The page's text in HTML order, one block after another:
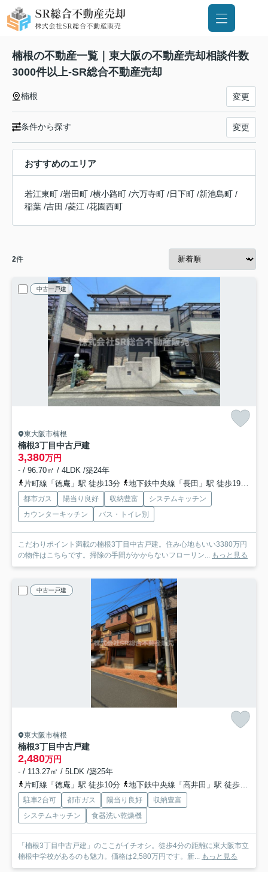
楠根の不動産一覧｜東大阪の不動産売却相談件数
3000件以上-SR総合不動産売却
楠根 変更
条件から探す 変更
おすすめのエリア
若江東町 /岩田町 /横小路町 /六万寺町 /日下町 /新池島町 /
稲葉 /吉田 /菱江 /花園西町
2件
中古一戸建
東大阪市楠根
楠根3丁目中古戸建
3,380万円
- / 96.70㎡ / 4LDK /築24年
片町線「徳庵」駅 徒歩13分
地下鉄中央線「長田」駅 徒歩19分
都市ガス 陽当り良好 収納豊富
システムキッチン
カウンターキッチン
バス・トイレ別
こだわりポイント満載の楠根3丁目中古戸建。住み心地もいい3380万円
の物件はこちらです。掃除の手間がかからないフローリン...
もっと見る
中古一戸建
東大阪市楠根
楠根3丁目中古戸建
2,480万円
- / 113.27㎡ / 5LDK /築25年
片町線「徳庵」駅 徒歩10分
地下鉄中央線「高井田」駅 徒歩22分
駐車2台可 都市ガス 陽当り良好
収納豊富
システムキッチン
食器洗い乾燥機
「楠根3丁目中古戸建」のここがイチオシ。徒歩4分の距離に東大阪市立
楠根中学校があるのも魅力。価格は2,580万円です。新...
もっと見る